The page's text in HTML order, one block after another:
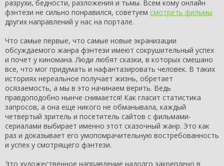
разрухи, бедности, разложения и тьмы. Всем кому онлайн
фэнтези не сильно понравился, советуем смотреть фильмы
других направлений у нас на портале.
Что самые первые, что самые новые экранизации
обсуждаемого жанра фэнтези имеют сокрушительный успех
и почет у киномана. Люди любят сказки, в которых смешано
все, что мог придумать и нафантазировать человек. В таких
историях нереальное получает жизнь, обретает
осязаемость, а мы в это начинаем верить. Ведь
правдоподобно нынче снимается! Как гласит статистика
запросов, а она еще никого не обманывала, каждый
четвертый зритель и посетитель сайтов с фильмами-
сериалами выбирает именно этот сказочный жанр. Это как
раз и доказывает его умопомрачительную востребованность
и успех у смотрящего фэнтези.
Это художественное направление надолго закреплено в